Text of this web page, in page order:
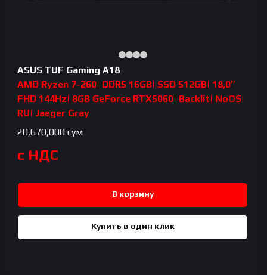
ASUS TUF Gaming A18
AMD Ryzen 7-260| DDR5 16GB| SSD 512GB| 18,0″
FHD 144Hz| 8GB GeForce RTX5060| Backlit| NoOS|
RU| Jaeger Gray
20,670,000 сум
с НДС
В корзину
Купить в один клик